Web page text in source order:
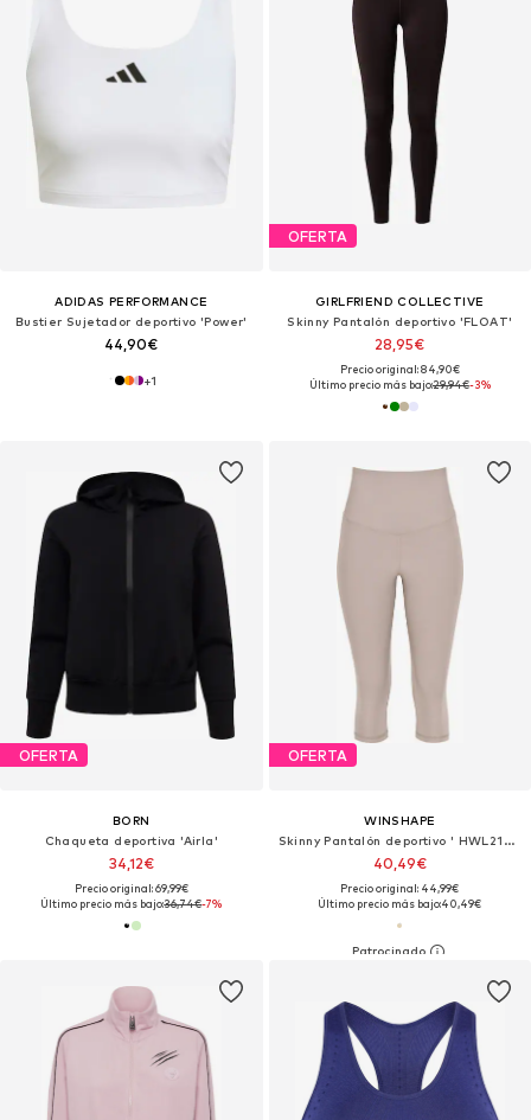
ADIDAS PERFORMANCE
Bustier Sujetador deportivo 'Power'
44,90€
+1
OFERTA
GIRLFRIEND COLLECTIVE
Skinny Pantalón deportivo 'FLOAT'
28,95€
Precio original: 84,90€
Último precio más bajo:29,94€-3%
OFERTA
BORN
Chaqueta deportiva 'Airla'
34,12€
Precio original: 69,99€
Último precio más bajo:36,74€-7%
OFERTA
WINSHAPE
Skinny Pantalón deportivo ' HWL217C '
40,49€
Precio original: 44,99€
Último precio más bajo:40,49€